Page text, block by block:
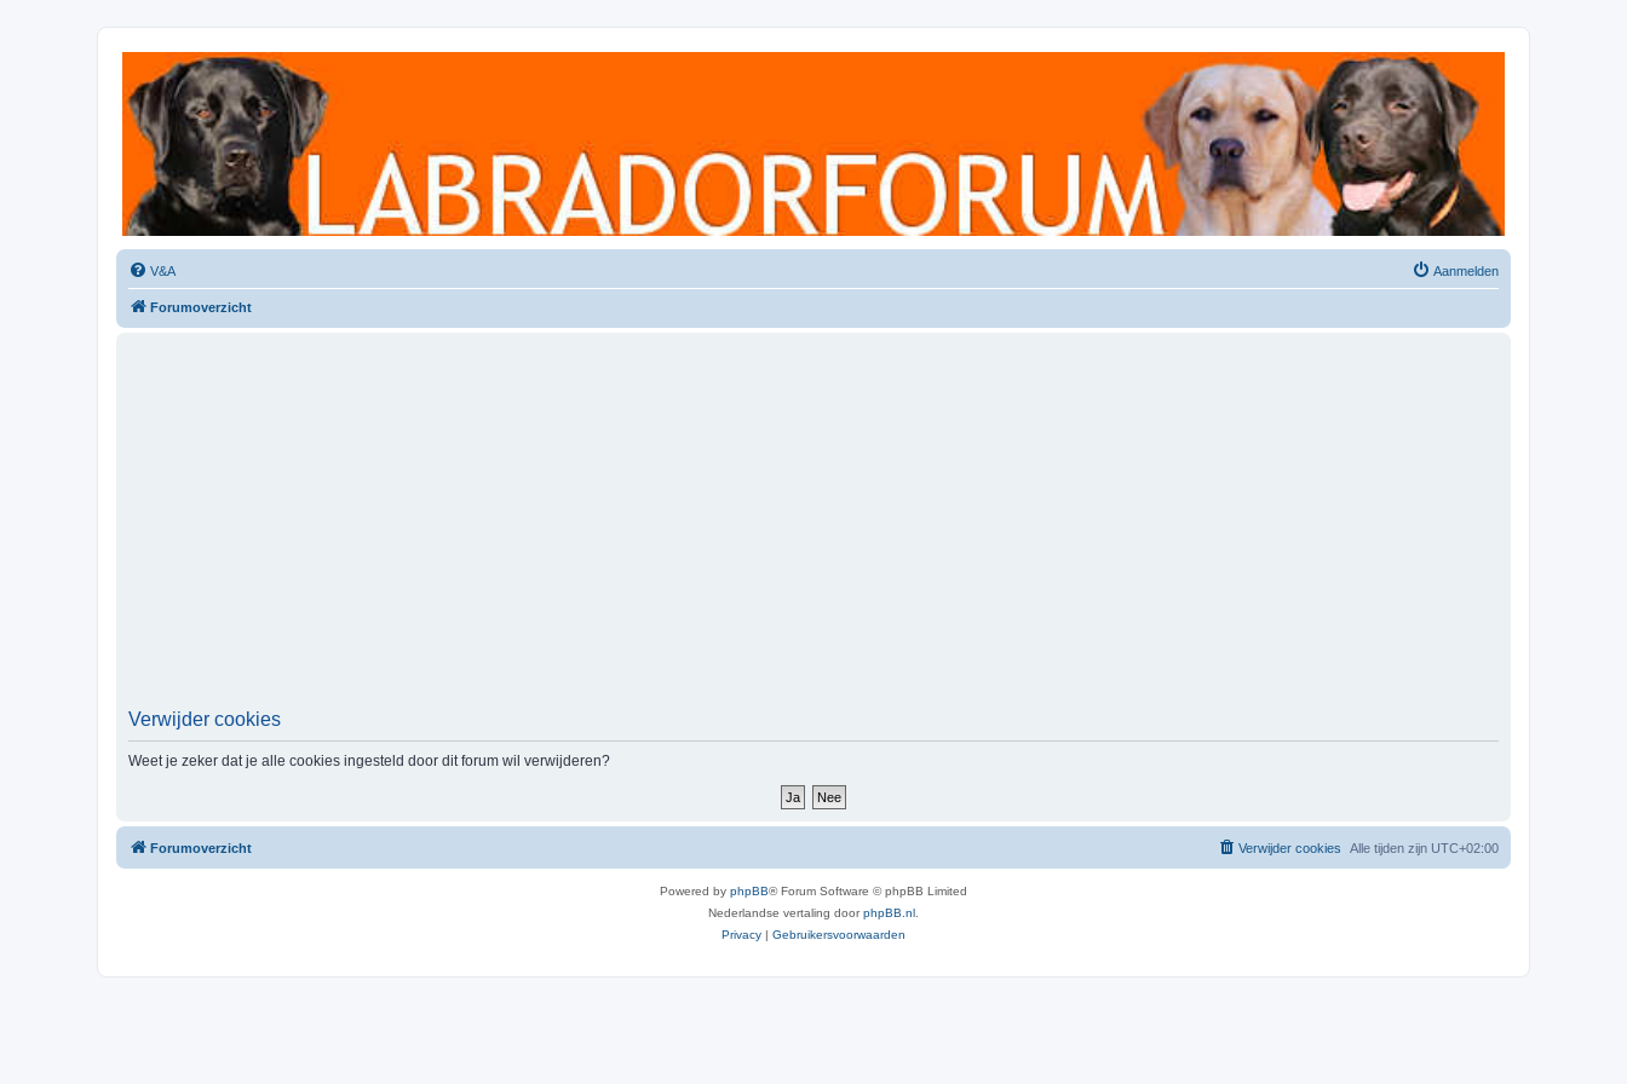
Labradorforum
Het gezelligste Labradorforum van Nederland en België!
V&A Aanmelden
Forumoverzicht
Verwijder cookies
Weet je zeker dat je alle cookies ingesteld door dit forum wil verwijderen?
Forumoverzicht Alle tijden zijn UTC+02:00
Verwijder cookies
Powered by phpBB® Forum Software © phpBB Limited
Nederlandse vertaling doorphpBB.nl.
Privacy | Gebruikersvoorwaarden